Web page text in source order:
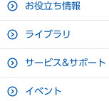
お役立ち情報
ライブラリ
サービス&サポート
イベント